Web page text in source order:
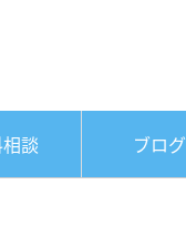
談 ブログ